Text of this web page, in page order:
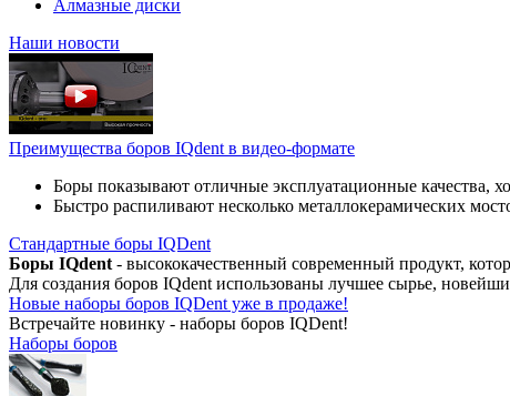
Алмазные диски
Наши новости
Преимущества боров IQdent в видео-формате
Боры показывают отличные эксплуатационные качества,
Быстро распиливают несколько металлокерамических
Стандартные боры IQDent
Боры IQdent - высококачественный современный продукт,
Для создания боров IQdent использованы лучшее сырье,
Новые наборы боров IQDent уже в продаже!
Встречайте новинку - наборы боров IQDent!
Наборы боров